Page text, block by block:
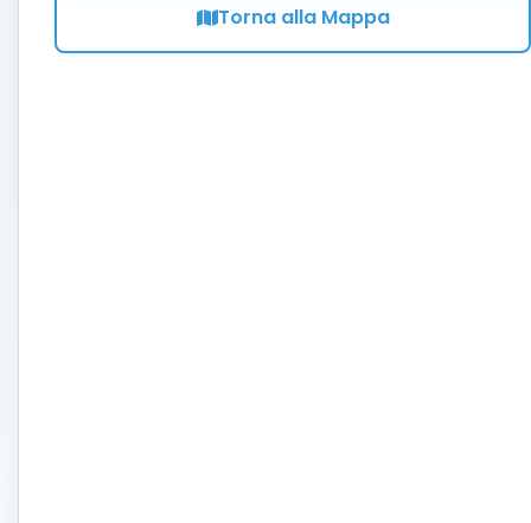
Torna alla Mappa